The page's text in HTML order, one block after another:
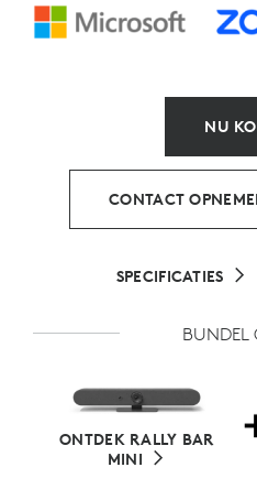
NU
CONTACT
SPECIFICATIES
BUNDEL
ONTDEK RALLY BAR
MINI